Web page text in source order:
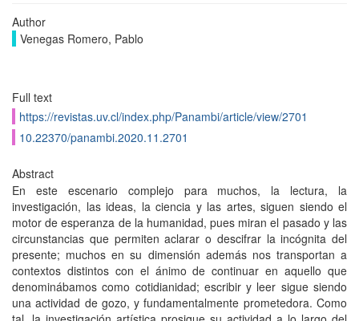
Author
Venegas Romero, Pablo
Full text
https://revistas.uv.cl/index.php/Panambi/article/view/2701
10.22370/panambi.2020.11.2701
Abstract
En este escenario complejo para muchos, la lectura, la
investigación, las ideas, la ciencia y las artes, siguen siendo el
motor de esperanza de la humanidad, pues miran el pasado y las
circunstancias que permiten aclarar o descifrar la incógnita del
presente; muchos en su dimensión además nos transportan a
contextos distintos con el ánimo de continuar en aquello que
denominábamos como cotidianidad; escribir y leer sigue siendo
una actividad de gozo, y fundamentalmente prometedora. Como